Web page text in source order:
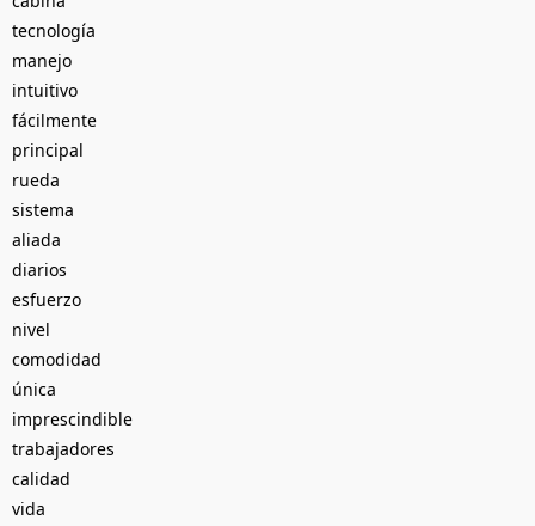
tecnología
manejo
intuitivo
fácilmente
principal
rueda
sistema
aliada
diarios
esfuerzo
nivel
comodidad
única
imprescindible
trabajadores
calidad
vida